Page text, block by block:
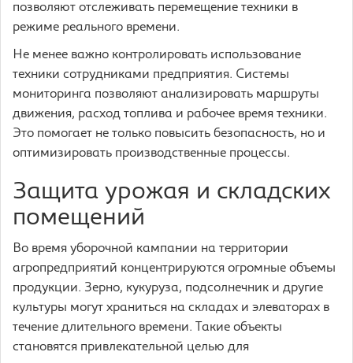
позволяют отслеживать перемещение техники в
режиме реального времени.
Не менее важно контролировать использование
техники сотрудниками предприятия. Системы
мониторинга позволяют анализировать маршруты
движения, расход топлива и рабочее время техники.
Это помогает не только повысить безопасность, но и
оптимизировать производственные процессы.
Защита урожая и складских
помещений
Во время уборочной кампании на территории
агропредприятий концентрируются огромные объемы
продукции. Зерно, кукуруза, подсолнечник и другие
культуры могут храниться на складах и элеваторах в
течение длительного времени. Такие объекты
становятся привлекательной целью для